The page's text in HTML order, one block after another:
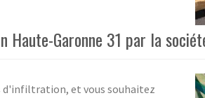
Haute-Garonne 31 par la
d'infiltration, et vous souhaitez